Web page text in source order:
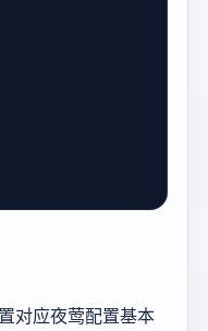
对应夜莺配置基本